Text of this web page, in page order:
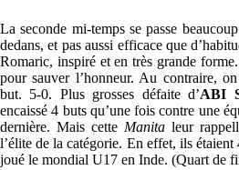
La seconde mi-temps se passe
dedans, et pas aussi efficace que
Romaric, inspiré et en très grande
pour sauver l’honneur. Au contraire,
but. 5-0. Plus grosses défaite d’ABI
encaissé 4 buts qu’une fois contre une
dernière. Mais cette Manitaleur
l’élite de la catégorie. En effet, ils
joué le mondial U17 en Inde. (Quart de